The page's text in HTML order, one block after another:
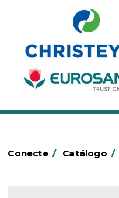
Conecte / Catálogo /